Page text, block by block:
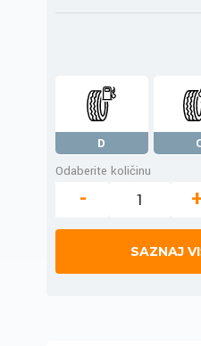
D
Odaberite količinu
- +
SAZNAJ